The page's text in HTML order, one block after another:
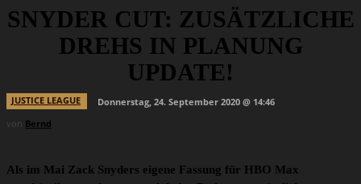
SNYDER CUT: ZUSÄTZLICHE
DREHS IN PLANUNG
UPDATE!
JUSTICE LEAGUE
Donnerstag, 24. September 2020 @ 14:46
von Bernd
Als im Mai Zack Snyders eigene Fassung für HBO Max